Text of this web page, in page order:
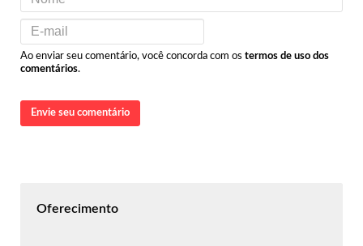
Ao enviar seu comentário, você concorda com os termos de uso dos
comentários.
Envie seu comentário
Oferecimento